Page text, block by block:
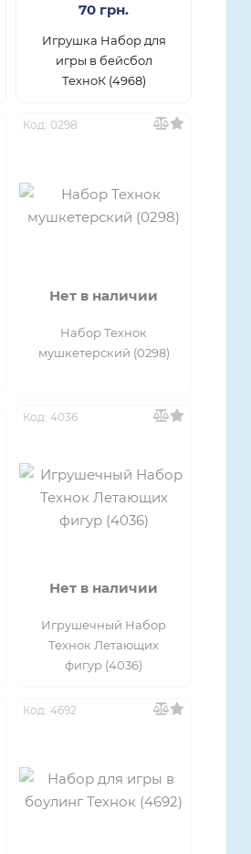
70 грн.
Игрушка Набор для
игры в бейсбол
ТехноК (4968)
Код: 0298
Нет в наличии
Набор Технок
мушкетерский (0298)
Код: 4036
Нет в наличии
Игрушечный Набор
Технок Летающих
фигур (4036)
Код: 4692